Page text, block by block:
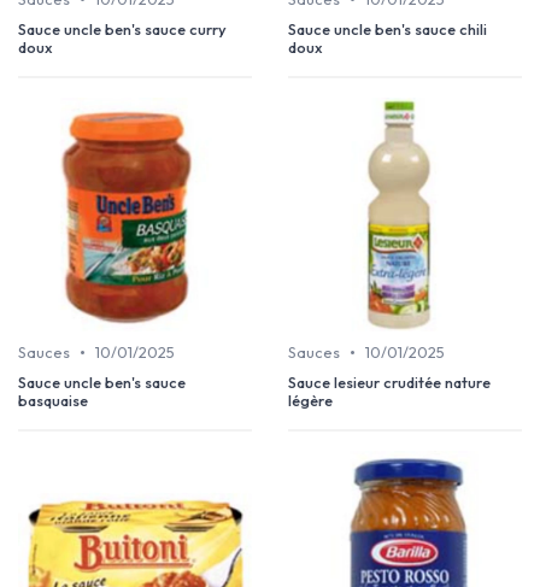
Sauce uncle ben's sauce curry
doux
Sauce uncle ben's sauce chili
doux
Sauces • 10/01/2025
Sauce uncle ben's sauce
basquaise
Sauces • 10/01/2025
Sauce lesieur cruditée nature
légère